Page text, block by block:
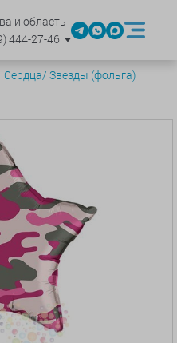
и область
444-27-46
Сердца/ Звезды (фольга)